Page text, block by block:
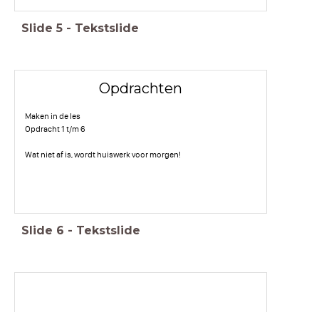
Slide 5 - Tekstslide
Opdrachten
Maken in de les
Opdracht 1 t/m 6
Wat niet af is, wordt huiswerk voor morgen!
Slide 6 - Tekstslide